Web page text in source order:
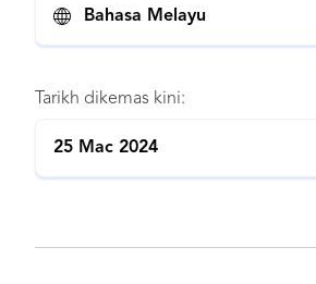
Bahasa Melayu
Tarikh dikemas kini:
25 Mac 2024